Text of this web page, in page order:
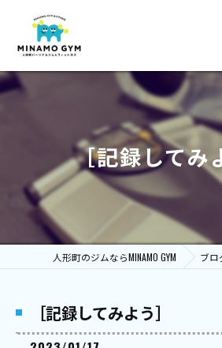
［記録してみ
人形町のジムならMINAMO GYM ブロ
［記録してみよう］